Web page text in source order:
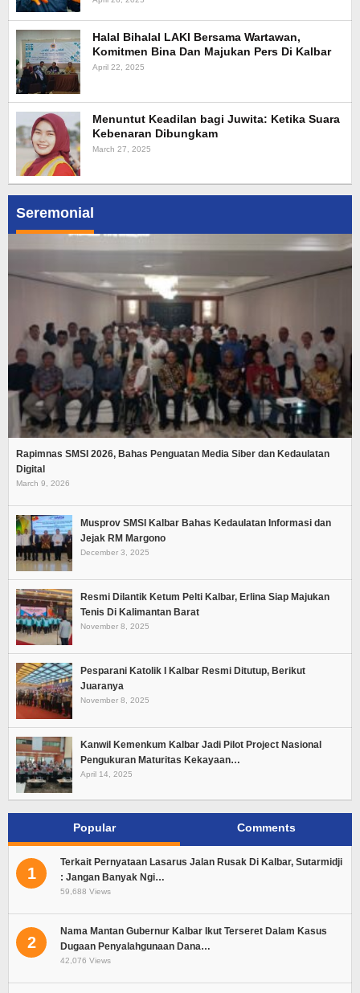
Seremonial
Rapimnas SMSI 2026, Bahas Penguatan Media Siber dan Kedaulatan
Digital
March 9, 2026
Musprov SMSI Kalbar Bahas Kedaulatan Informasi dan
Jejak RM Margono
December 3, 2025
Resmi Dilantik Ketum Pelti Kalbar, Erlina Siap Majukan
Tenis Di Kalimantan Barat
November 8, 2025
Pesparani Katolik I Kalbar Resmi Ditutup, Berikut
Juaranya
November 8, 2025
Kanwil Kemenkum Kalbar Jadi Pilot Project Nasional
Pengukuran Maturitas Kekayaan…
April 14, 2025
Popular Comments
1
Terkait Pernyataan Lasarus Jalan Rusak Di Kalbar, Sutarmidji
: Jangan Banyak Ngi…
59,688 Views
2
Nama Mantan Gubernur Kalbar Ikut Terseret Dalam Kasus
Dugaan Penyalahgunaan Dana…
42,076 Views
Halal Bihalal LAKI Bersama Wartawan,
Komitmen Bina Dan Majukan Pers Di Kalbar
April 22, 2025
Menuntut Keadilan bagi Juwita: Ketika Suara
Kebenaran Dibungkam
March 27, 2025